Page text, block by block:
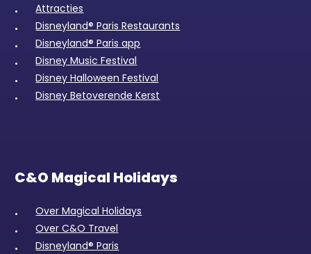
Attracties
Disneyland® Paris Restaurants
Disneyland® Paris app
Disney Music Festival
Disney Halloween Festival
Disney Betoverende Kerst
C&O Magical Holidays
Over Magical Holidays
Over C&O Travel
Disneyland® Paris